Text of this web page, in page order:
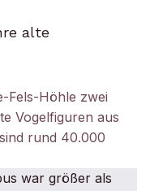
alte
Fels-Höhle zwei
Vogelfiguren aus
rund 40.000